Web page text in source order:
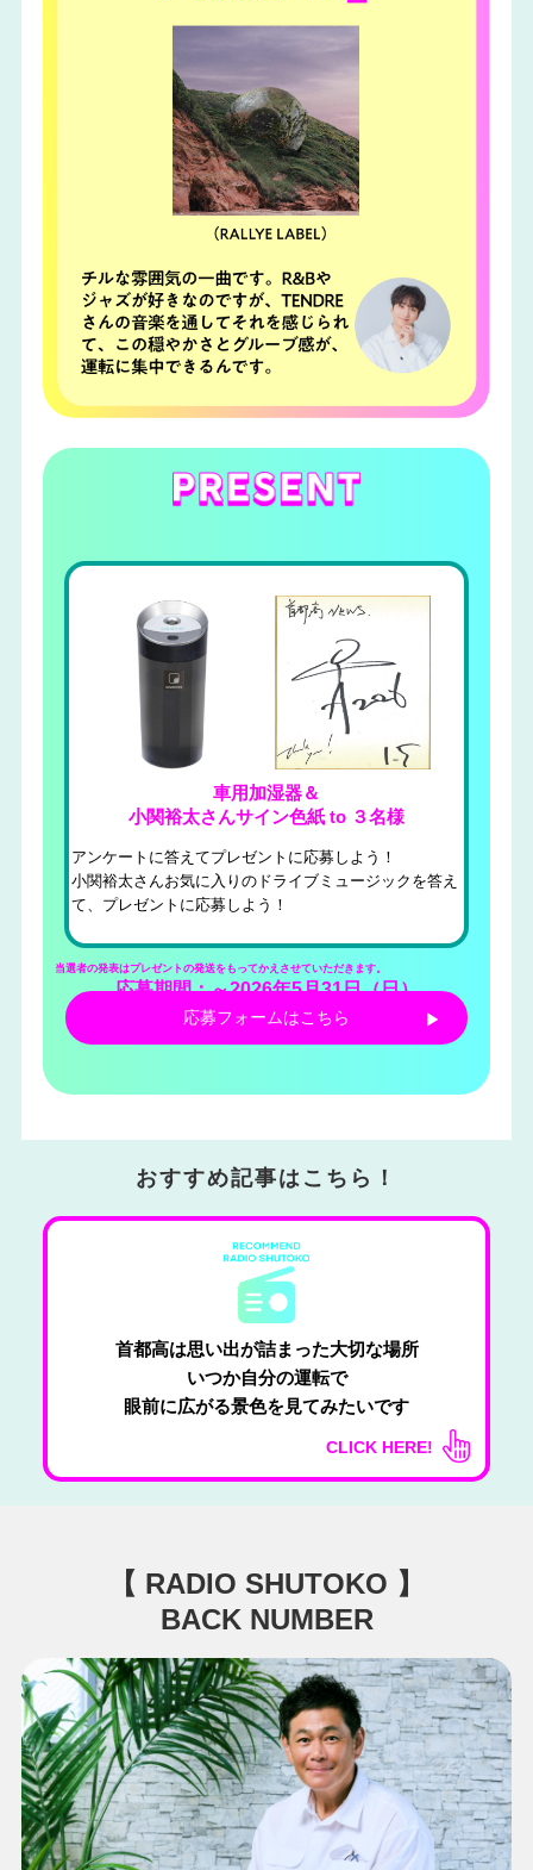
車用加湿器＆
小関裕太さんサイン色紙 to ３名様
アンケートに答えてプレゼントに応募しよう！
小関裕太さんお気に入りのドライブミュージックを答え
て、プレゼントに応募しよう！
応募期間：～2026年5月31日（日）
当選者の発表はプレゼントの発送をもってかえさせていただきます。
応募フォームはこちら
おすすめ記事はこちら！
首都高は思い出が詰まった大切な場所
いつか自分の運転で
眼前に広がる景色を見てみたいです
CLICK HERE!
【 RADIO SHUTOKO 】
BACK NUMBER